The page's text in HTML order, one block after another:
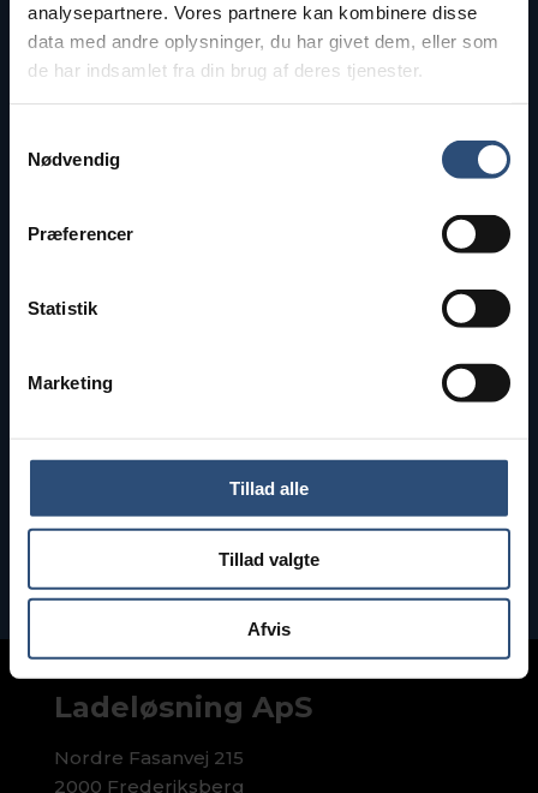
analysepartnere. Vores partnere kan kombinere disse
data med andre oplysninger, du har givet dem, eller som
de har indsamlet fra din brug af deres tjenester.
Nødvendig
Præferencer
Statistik
Marketing
Tillad alle
Tillad valgte
Afvis
Vil du ringes op?
Ring mig op
Ladeløsning ApS
Nordre Fasanvej 215
2000 Frederiksberg